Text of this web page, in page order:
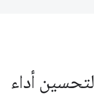
استخدام Lighthouse لتحسين أداء